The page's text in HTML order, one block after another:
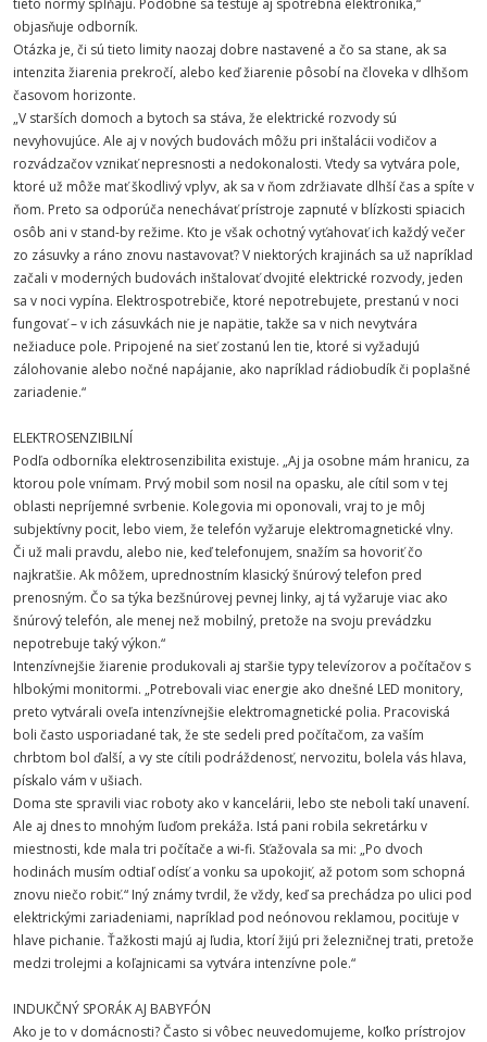
tieto normy spĺňajú. Podobne sa testuje aj spotrebná elektronika,“
objasňuje odborník.
Otázka je, či sú tieto limity naozaj dobre nastavené a čo sa stane, ak sa
intenzita žiarenia prekročí, alebo keď žiarenie pôsobí na človeka v dlhšom
časovom horizonte.
„V starších domoch a bytoch sa stáva, že elektrické rozvody sú
nevyhovujúce. Ale aj v nových budovách môžu pri inštalácii vodičov a
rozvádzačov vznikať nepresnosti a nedokonalosti. Vtedy sa vytvára pole,
ktoré už môže mať škodlivý vplyv, ak sa v ňom zdržiavate dlhší čas a spíte v
ňom. Preto sa odporúča nenechávať prístroje zapnuté v blízkosti spiacich
osôb ani v stand-by režime. Kto je však ochotný vyťahovať ich každý večer
zo zásuvky a ráno znovu nastavovať? V niektorých krajinách sa už napríklad
začali v moderných budovách inštalovať dvojité elektrické rozvody, jeden
sa v noci vypína. Elektrospotrebiče, ktoré nepotrebujete, prestanú v noci
fungovať – v ich zásuvkách nie je napätie, takže sa v nich nevytvára
nežiaduce pole. Pripojené na sieť zostanú len tie, ktoré si vyžadujú
zálohovanie alebo nočné napájanie, ako napríklad rádiobudík či poplašné
zariadenie.“
ELEKTROSENZIBILNÍ
Podľa odborníka elektrosenzibilita existuje. „Aj ja osobne mám hranicu, za
ktorou pole vnímam. Prvý mobil som nosil na opasku, ale cítil som v tej
oblasti nepríjemné svrbenie. Kolegovia mi oponovali, vraj to je môj
subjektívny pocit, lebo viem, že telefón vyžaruje elektromagnetické vlny.
Či už mali pravdu, alebo nie, keď telefonujem, snažím sa hovoriť čo
najkratšie. Ak môžem, uprednostním klasický šnúrový telefon pred
prenosným. Čo sa týka bezšnúrovej pevnej linky, aj tá vyžaruje viac ako
šnúrový telefón, ale menej než mobilný, pretože na svoju prevádzku
nepotrebuje taký výkon.“
Intenzívnejšie žiarenie produkovali aj staršie typy televízorov a počítačov s
hlbokými monitormi. „Potrebovali viac energie ako dnešné LED monitory,
preto vytvárali oveľa intenzívnejšie elektromagnetické polia. Pracoviská
boli často usporiadané tak, že ste sedeli pred počítačom, za vaším
chrbtom bol ďalší, a vy ste cítili podráždenosť, nervozitu, bolela vás hlava,
pískalo vám v ušiach.
Doma ste spravili viac roboty ako v kancelárii, lebo ste neboli takí unavení.
Ale aj dnes to mnohým ľuďom prekáža. Istá pani robila sekretárku v
miestnosti, kde mala tri počítače a wi-fi. Sťažovala sa mi: „Po dvoch
hodinách musím odtiaľ odísť a vonku sa upokojiť, až potom som schopná
znovu niečo robiť.“ Iný známy tvrdil, že vždy, keď sa prechádza po ulici pod
elektrickými zariadeniami, napríklad pod neónovou reklamou, pociťuje v
hlave pichanie. Ťažkosti majú aj ľudia, ktorí žijú pri železničnej trati, pretože
medzi trolejmi a koľajnicami sa vytvára intenzívne pole.“
INDUKČNÝ SPORÁK AJ BABYFÓN
Ako je to v domácnosti? Často si vôbec neuvedomujeme, koľko prístrojov